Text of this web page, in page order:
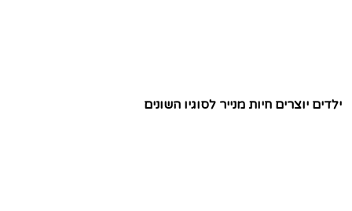
ילדים יוצרים חיות מנייר לסוגיו השונים